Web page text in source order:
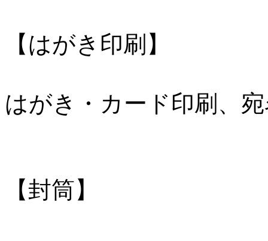
【はがき印刷】
はがき・カード印刷、
【封筒】